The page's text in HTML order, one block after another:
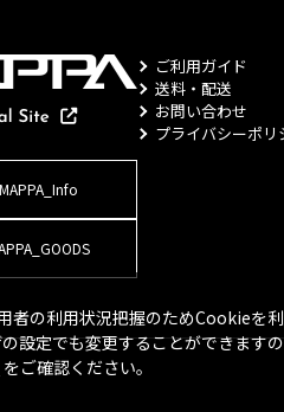
ご利用ガイド
送料・配送
お問い合わせ
プライバシーポリ
の利用状況把握のためCookieを利
設定でも変更することができます
をご確認ください。